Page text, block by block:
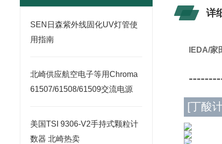
SEN日森紫外线固化UV灯管使
用指南
北崎供应航空电子等用Chroma
61507/61508/61509交流电源
美国TSI 9306-V2手持式颗粒计
数器 北崎热卖
详
IEDA/
[丁酸